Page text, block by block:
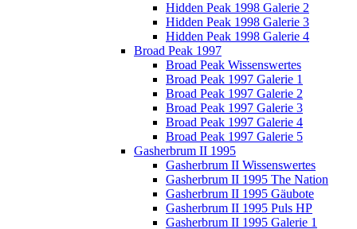
Hidden Peak 1998 Galerie 2
Hidden Peak 1998 Galerie 3
Hidden Peak 1998 Galerie 4
Broad Peak 1997
Broad Peak Wissenswertes
Broad Peak 1997 Galerie 1
Broad Peak 1997 Galerie 2
Broad Peak 1997 Galerie 3
Broad Peak 1997 Galerie 4
Broad Peak 1997 Galerie 5
Gasherbrum II 1995
Gasherbrum II Wissenswertes
Gasherbrum II 1995 The Nation
Gasherbrum II 1995 Gäubote
Gasherbrum II 1995 Puls HP
Gasherbrum II 1995 Galerie 1